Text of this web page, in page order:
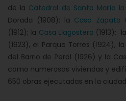
de la Catedral de Santa María la
Dorada (1908); la Casa Zapata
(1912); la Casa Llagostera (1913);
(1923), el Parque Torres (1924),
del Barrio de Peral (1926) y la
como numerosas viviendas y
650 obras ejecutadas en la